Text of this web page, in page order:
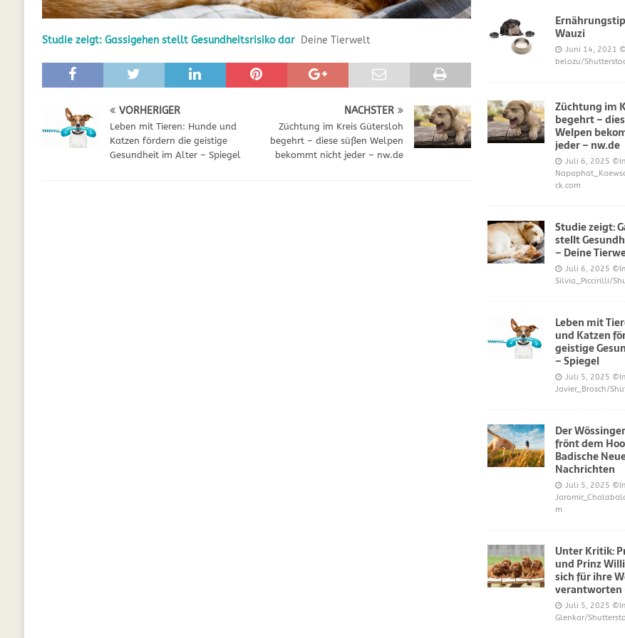
[ Juli 5, 2025 ] Der Wössinger Hundeverein frönt dem Hoopers-Sport – Badische Neueste Nachrichten SPORT
[ Juli 5, 2025 ] Unter Kritik: Prinzessin Kate und Prinz William müssen sich für ihre Welpen verantworten – OP-
Kalzium für Hunde – Knochen oder Eierschalen? DIES UND DAS
Studie zeigt: Gassigehen stellt Gesundheitsrisiko dar Deine Tierwelt
VORHERIGER
Leben mit Tieren: Hunde und
Katzen fördern die geistige
Gesundheit im Alter – Spiegel
NÄCHSTER
Züchtung im Kreis Gütersloh
begehrt – diese süßen Welpen
bekommt nicht jeder – nw.de
Wauzi
Juni 14, 2021
belozu/
Züchtung im
begehrt –
Welpen
jeder – nw.de
Juli 6, 2025
ck.com
Studie zeigt:
stellt
– Deine
Juli 6, 2025
Silvia_Piccirilli/
Leben mit
und Katzen
geistige
– Spiegel
Juli 5, 2025
Javier_Brosch/
Der
frönt dem
Badische
Nachrichten
Juli 5, 2025
m
Unter Kritik:
und Prinz
sich für ihre
verantworten
Juli 5, 2025
Glenkar/